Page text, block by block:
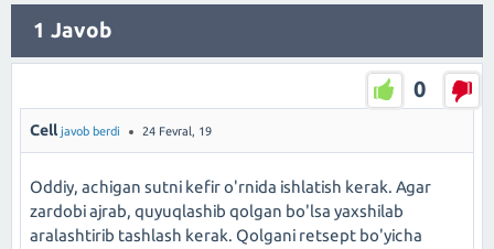
1 Javob
0
Cell javob berdi 24 Fevral, 19
Oddiy, achigan sutni kefir o'rnida ishlatish kerak. Agar
zardobi ajrab, quyuqlashib qolgan bo'lsa yaxshilab
aralashtirib tashlash kerak. Qolgani retsept bo'yicha